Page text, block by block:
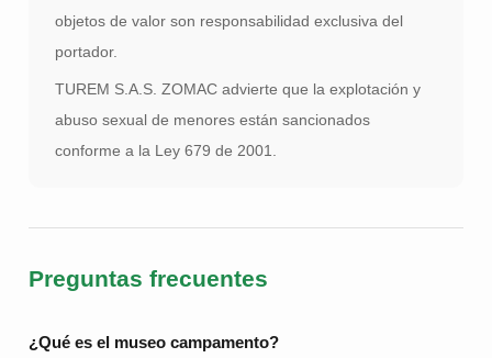
objetos de valor son responsabilidad exclusiva del
portador.
TUREM S.A.S. ZOMAC advierte que la explotación y
abuso sexual de menores están sancionados
conforme a la Ley 679 de 2001.
Preguntas frecuentes
¿Qué es el museo campamento?